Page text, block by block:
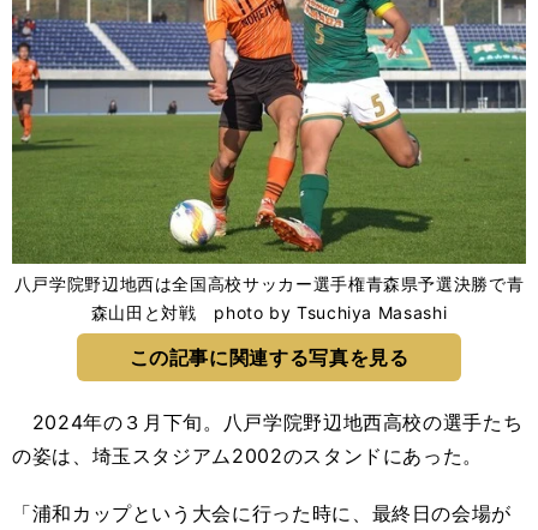
八戸学院野辺地西は全国高校サッカー選手権青森県予選決勝で青
森山田と対戦 photo by Tsuchiya Masashi
この記事に関連する写真を見る
2024年の３月下旬。八戸学院野辺地西高校の選手たち
の姿は、埼玉スタジアム2002のスタンドにあった。
「浦和カップという大会に行った時に、最終日の会場が